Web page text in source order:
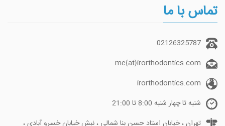
تماس با ما
02126325787
me{at}irorthodontics.com
irorthodontics.com
شنبه تا چهار شنبه 8:00 تا 21:00
تهران ، خیابان استاد حسن بنا شمالی ، نبش خیابان خسرو آبادی ،